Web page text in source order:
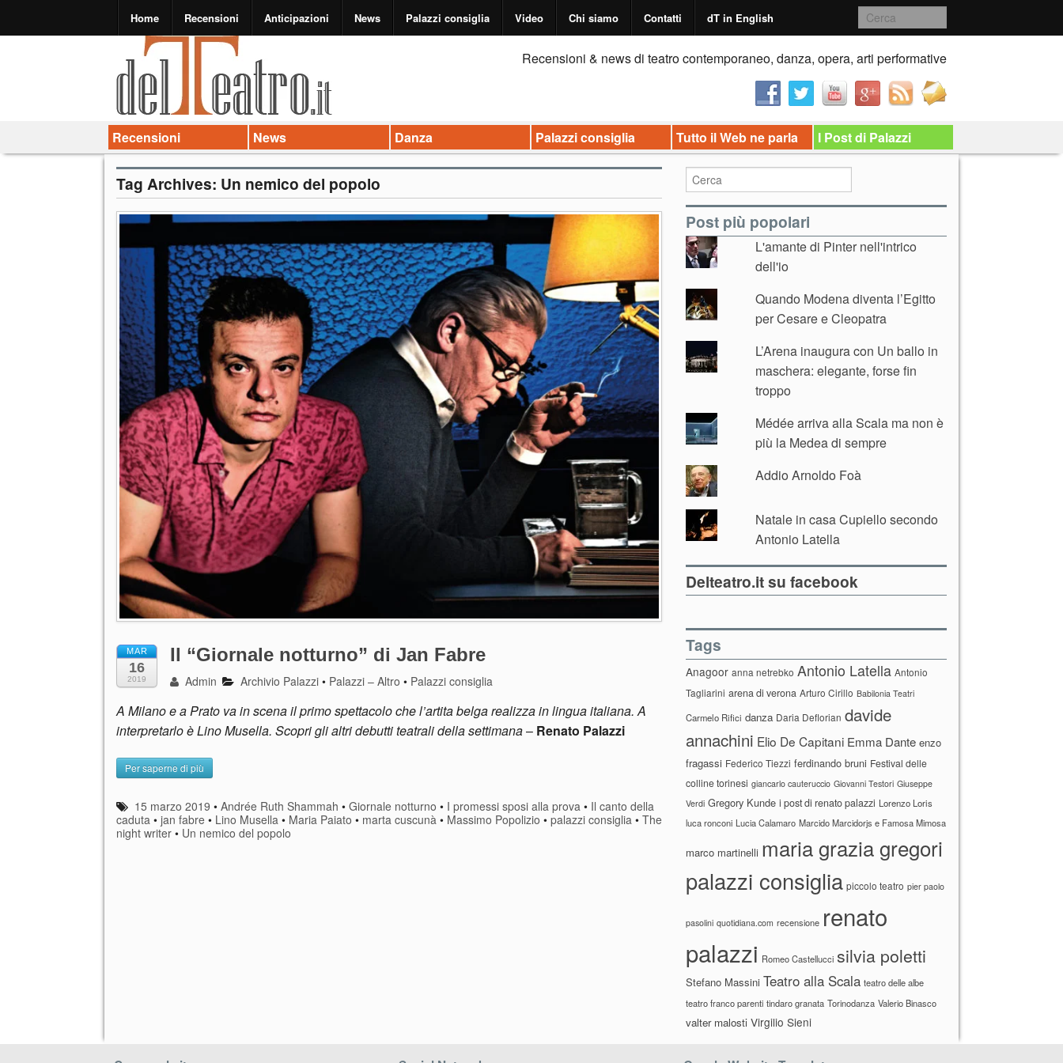
Home Recensioni Anticipazioni News Palazzi consiglia Video Chi siamo Contatti dT in English
Recensioni & news di teatro contemporaneo, danza, opera, arti performative
Recensioni News Danza Palazzi consiglia Tutto il Web ne parla I Post di Palazzi
Tag Archives: Un nemico del popolo
MAR
16
2019
Il “Giornale notturno” di Jan Fabre
Admin Archivio Palazzi • Palazzi – Altro • Palazzi consiglia
A Milano e a Prato va in scena il primo spettacolo che l’artita belga realizza in lingua italiana. A
interpretarlo è Lino Musella. Scopri gli altri debutti teatrali della settimana– Renato Palazzi
Per saperne di più
15 marzo 2019 •Andrée Ruth Shammah •Giornale notturno • I promessi sposi alla prova • Il canto della
caduta • jan fabre • Lino Musella • Maria Paiato • marta cuscunà • Massimo Popolizio • palazzi consiglia • The
night writer • Un nemico del popolo
Post più popolari
L'amante di Pinter nell'intrico
dell'io
Quando Modena diventa l’Egitto
per Cesare e Cleopatra
L’Arena inaugura con Un ballo in
maschera: elegante, forse fin
troppo
Médée arriva alla Scala ma non è
più la Medea di sempre
Addio Arnoldo Foà
Natale in casa Cupiello secondo
Antonio Latella
Delteatro.it su facebook
Tags
Anagoor anna netrebko Antonio Latella Antonio
Tagliarini arena di verona Arturo Cirillo Babilonia Teatri
Carmelo Rifici danza Daria Deflorian davide
annachini Elio De Capitani Emma Dante enzo
fragassi Federico Tiezzi ferdinando bruni Festival delle
colline torinesi giancarlo cauteruccio Giovanni Testori Giuseppe
Verdi Gregory Kunde i post di renato palazzi Lorenzo Loris
luca ronconi Lucia Calamaro Marcido Marcidorjs e Famosa Mimosa
marco martinelli maria grazia gregori
palazzi consiglia piccolo teatro pier paolo
pasolini quotidiana.com recensione renato
palazzi Romeo Castellucci silvia poletti
Stefano Massini Teatro alla Scala teatro delle albe
teatro franco parenti tindaro granata Torinodanza Valerio Binasco
valter malosti Virgilio Sieni